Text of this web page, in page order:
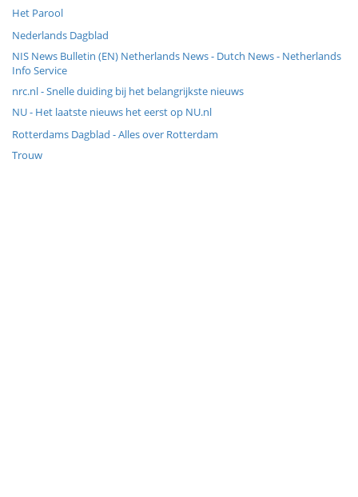
Het Parool
Nederlands Dagblad
NIS News Bulletin (EN) Netherlands News - Dutch News - Netherlands
Info Service
nrc.nl - Snelle duiding bij het belangrijkste nieuws
NU - Het laatste nieuws het eerst op NU.nl
Rotterdams Dagblad - Alles over Rotterdam
Trouw